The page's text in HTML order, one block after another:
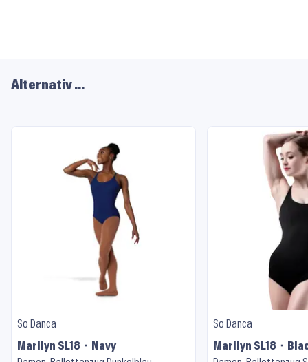
Alternativ …
So Danca
Marilyn SL18 ⬝ Navy
So Danca
Marilyn SL18 ⬝